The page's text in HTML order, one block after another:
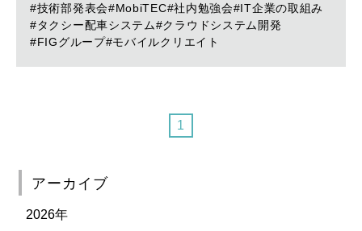
#技術部発表会#MobiTEC#社内勉強会#IT企業の取組み
#タクシー配車システム#クラウドシステム開発
#FIGグループ#モバイルクリエイト
アーカイブ
2026年
1